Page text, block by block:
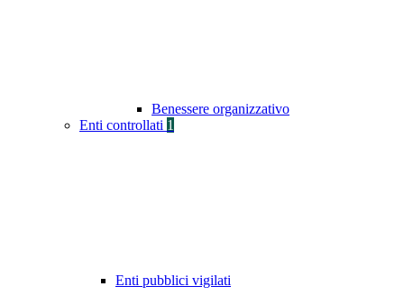
Benessere organizzativo
Enti controllati 1
Enti pubblici vigilati